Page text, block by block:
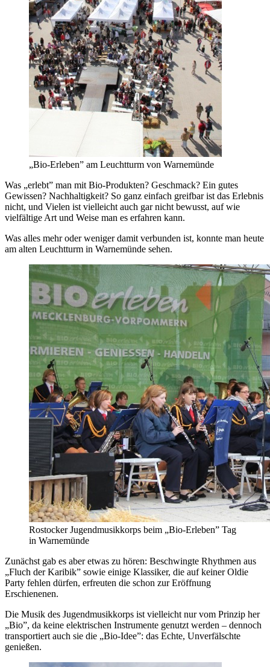
„Bio-Erleben” am Leuchtturm von Warnemünde
Was „erlebt” man mit Bio-Produkten? Geschmack? Ein gutes
Gewissen? Nachhaltigkeit? So ganz einfach greifbar ist das Erlebnis
nicht, und Vielen ist vielleicht auch gar nicht bewusst, auf wie
vielfältige Art und Weise man es erfahren kann.
Was alles mehr oder weniger damit verbunden ist, konnte man heute
am alten Leuchtturm in Warnemünde sehen.
Rostocker Jugendmusikkorps beim „Bio-Erleben” Tag
in Warnemünde
Zunächst gab es aber etwas zu hören: Beschwingte Rhythmen aus
„Fluch der Karibik” sowie einige Klassiker, die auf keiner Oldie
Party fehlen dürfen, erfreuten die schon zur Eröffnung
Erschienenen.
Die Musik des Jugendmusikkorps ist vielleicht nur vom Prinzip her
„Bio”, da keine elektrischen Instrumente genutzt werden – dennoch
transportiert auch sie die „Bio-Idee”: das Echte, Unverfälschte
genießen.